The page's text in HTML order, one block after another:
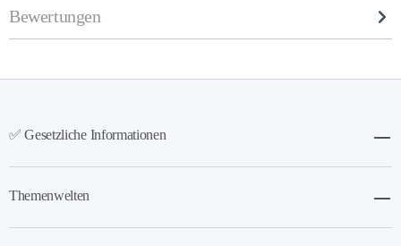
Bewertungen
✅ Gesetzliche Informationen
Themenwelten